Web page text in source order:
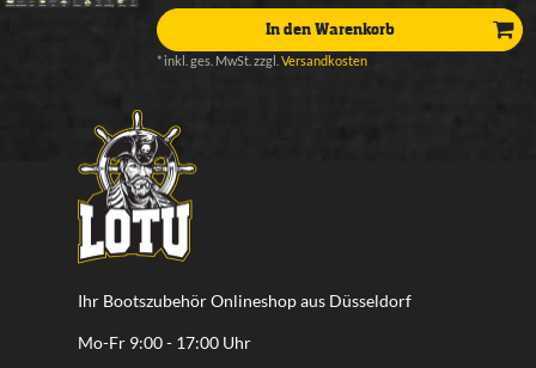
In den Warenkorb
* inkl. ges. MwSt. zzgl.Versandkosten
Ihr Bootszubehör Onlineshop aus Düsseldorf
Mo-Fr 9:00 - 17:00 Uhr